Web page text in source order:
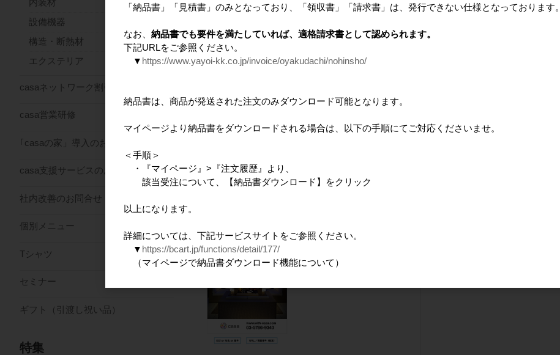
送料込
内装材
設備機器
構造・断熱材
エクステリア
casaネットワーク割引サービス
casa営業研修
｢casaの家」導入のお問合せ
casa支援サービスのお問合せ
社内改善のお問合せ
個別メニュー
Tシャツ
セミナー
ギフト（引渡し祝い品）
特集
「納品書」「見積書」のみとなっており、「領収書」「請求書」は、発行できない仕様となっております。
なお、 納品書でも要件を満たしていれば、適格請求書として認められます。
下記URLをご参照ください。
▼ https://www.yayoi-kk.co.jp/invoice/oyakudachi/nohinsho/
納品書は、商品が発送された注文のみダウンロード可能となります。
マイページより納品書をダウンロードされる場合は、以下の手順にてご対応くださいませ。
＜手順＞
・『マイページ』>『注文履歴』より、
該当受注について、【納品書ダウンロード】をクリック
以上になります。
詳細については、下記サービスサイトをご参照ください。
▼ https://bcart.jp/functions/detail/177/
（マイページで納品書ダウンロード機能について）